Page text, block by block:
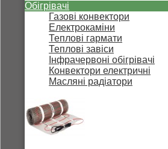
Обігрівачі
Газові конвектори
Електрокаміни
Теплові гармати
Теплові завіси
Інфрачервоні обігрівачі
Конвектори електричні
Масляні радіатори